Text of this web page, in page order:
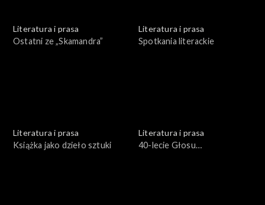
Literatura i prasa
Ostatni ze „Skamandra”
Literatura i prasa
Spotkania literackie
Literatura i prasa
Książka jako dzieło sztuki
Literatura i prasa
40-lecie Głosu